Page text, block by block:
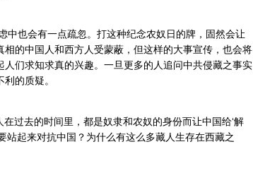
中也会有一点疏忽。打这种纪念农奴日的牌，固然会让
的中国人和西方人受蒙蔽，但这样的大事宣传，也会将
们求知求真的兴趣。一旦更多的人追问中共侵藏之事实
的质疑。
过去的时间里，都是奴隶和农奴的身份而让中国给‘解
站起来对抗中国？为什么有这么多藏人生存在西藏之